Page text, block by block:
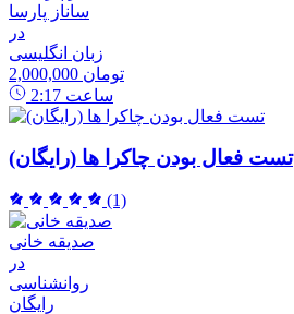
ساناز پارسا
در
زبان انگلیسی
2,000,000 تومان
2:17 ساعت
تست فعال بودن چاکرا ها (رایگان)
(1)
صدیقه خانی
در
روانشناسی
رایگان